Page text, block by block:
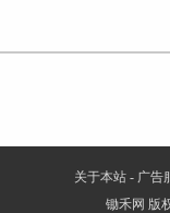
关于本站 - 广告
锄禾网 版